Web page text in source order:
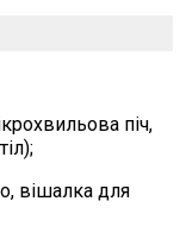
піч,
вішалка для